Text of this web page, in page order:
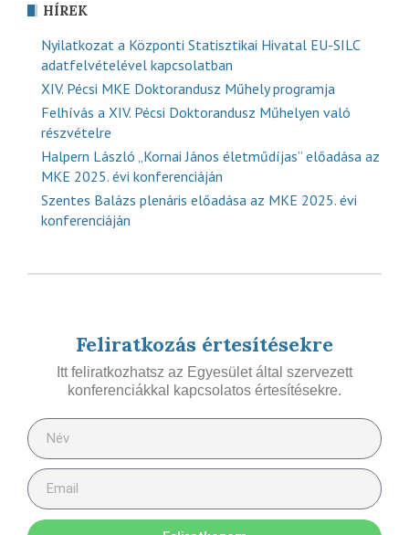
HÍREK
Nyilatkozat a Központi Statisztikai Hivatal EU-SILC
adatfelvételével kapcsolatban
XIV. Pécsi MKE Doktorandusz Műhely programja
Felhívás a XIV. Pécsi Doktorandusz Műhelyen való
részvételre
Halpern László „Kornai János életműdíjas” előadása az
MKE 2025. évi konferenciáján
Szentes Balázs plenáris előadása az MKE 2025. évi
konferenciáján
Feliratkozás értesítésekre
Itt feliratkozhatsz az Egyesület által szervezett
konferenciákkal kapcsolatos értesítésekre.